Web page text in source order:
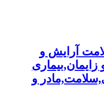
آرایش و
زایمان,بیماری
و